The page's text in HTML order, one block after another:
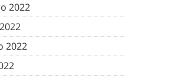
2022
2022